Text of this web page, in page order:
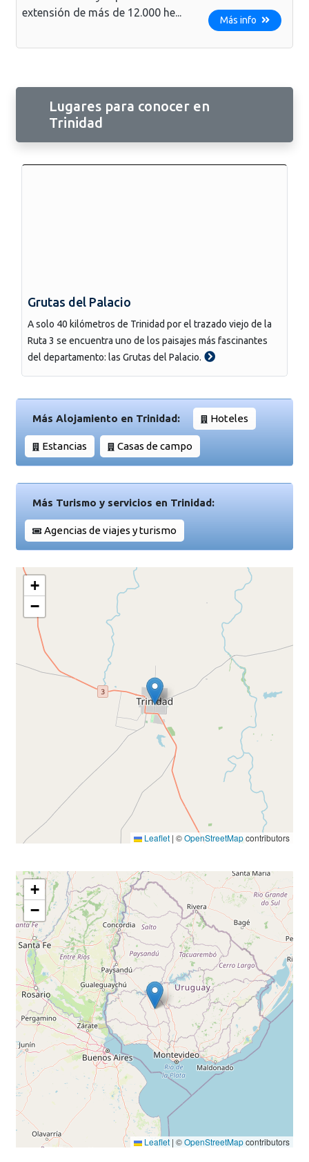
extensión de más de 12.000 he...
Más info
Lugares para conocer en
Trinidad
Grutas del Palacio
A solo 40 kilómetros de Trinidad por el trazado viejo de la
Ruta 3 se encuentra uno de los paisajes más fascinantes
del departamento: las Grutas del Palacio.
Más Alojamiento en Trinidad: Hoteles
Estancias Casas de campo
Más Turismo y servicios en Trinidad:
Agencias de viajes y turismo
+
−
Leaflet | ©OpenStreetMapcontributors
+
−
Leaflet | ©OpenStreetMapcontributors